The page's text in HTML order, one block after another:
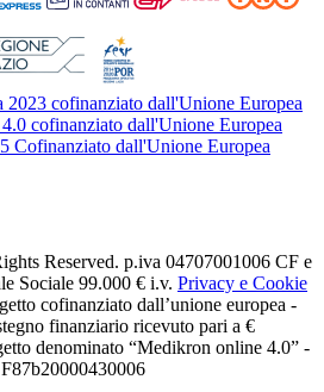
2023 cofinanziato dall'Unione Europea
cofinanziato dall'Unione Europea
Cofinanziato dall'Unione Europea
Reserved. p.iva 04707001006 CF e
Sociale 99.000 € i.v. Privacy e Cookie
cofinanziato dall’unione europea -
finanziario ricevuto pari a €
denominato “Medikron online 4.0” -